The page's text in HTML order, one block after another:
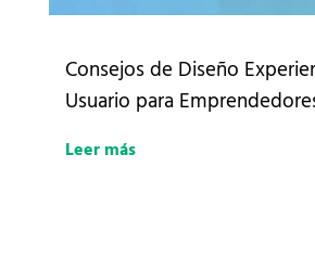
Consejos de Diseño
Usuario para
Leer más